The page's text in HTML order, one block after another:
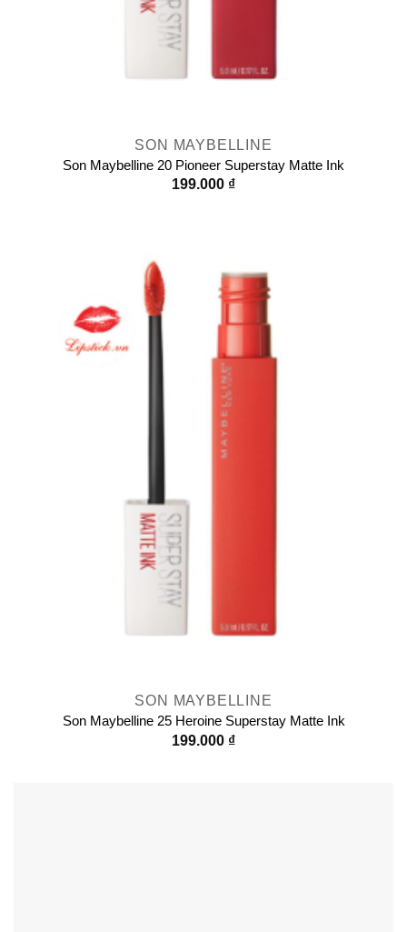
SON MAYBELLINE
Son Maybelline 20 Pioneer Superstay Matte Ink
199.000 ₫
SON MAYBELLINE
Son Maybelline 25 Heroine Superstay Matte Ink
199.000 ₫